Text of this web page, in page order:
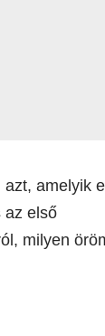
amelyik
az első
milyen